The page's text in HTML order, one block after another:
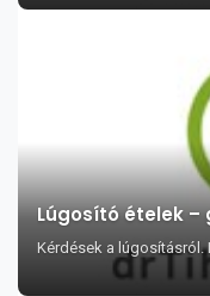
Lúgosító ételek
Kérdések a